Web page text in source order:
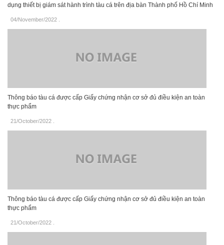
dụng thiết bị giám sát hành trình tàu cá trên địa bàn Thành phố Hồ Chí Minh
04/November/2022
Thông báo tàu cá được cấp Giấy chứng nhận cơ sở đủ điều kiện an toàn
thực phẩm
21/October/2022
Thông báo tàu cá được cấp Giấy chứng nhận cơ sở đủ điều kiện an toàn
thực phẩm
21/October/2022